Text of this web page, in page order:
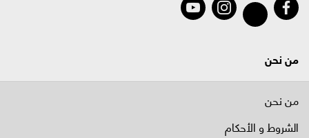
من نحن
من نحن
الشروط و الأحكام